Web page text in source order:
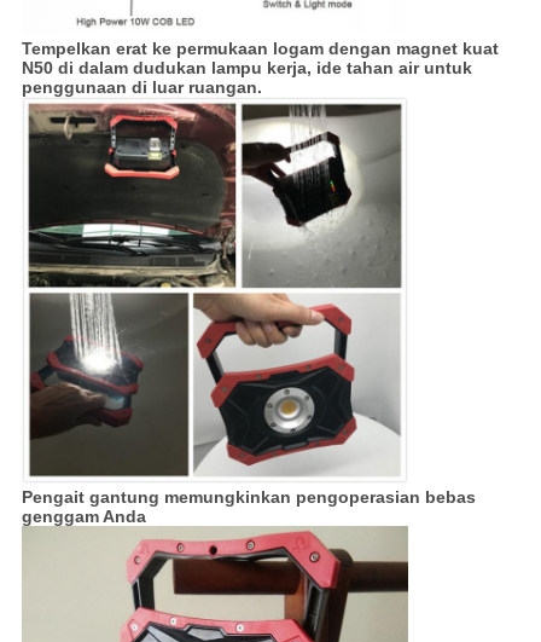
Tempelkan erat ke permukaan logam dengan magnet kuat
N50 di dalam dudukan lampu kerja, ide tahan air untuk
penggunaan di luar ruangan.
Pengait gantung memungkinkan pengoperasian bebas
genggam Anda